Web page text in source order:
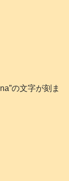
の文字が刻ま